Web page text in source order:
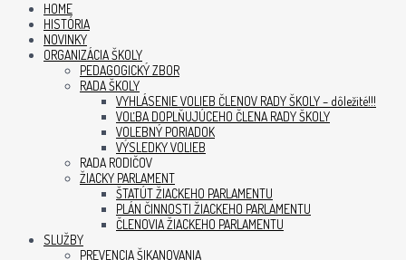
HOME
HISTÓRIA
NOVINKY
ORGANIZÁCIA ŠKOLY
PEDAGOGICKÝ ZBOR
RADA ŠKOLY
VYHLÁSENIE VOLIEB ČLENOV RADY ŠKOLY – dôležité!!!
VOĽBA DOPLŇUJÚCEHO ČLENA RADY ŠKOLY
VOLEBNÝ PORIADOK
VÝSLEDKY VOLIEB
RADA RODIČOV
ŽIACKY PARLAMENT
ŠTATÚT ŽIACKEHO PARLAMENTU
PLÁN ČINNOSTI ŽIACKEHO PARLAMENTU
ČLENOVIA ŽIACKEHO PARLAMENTU
SLUŽBY
PREVENCIA ŠIKANOVANIA